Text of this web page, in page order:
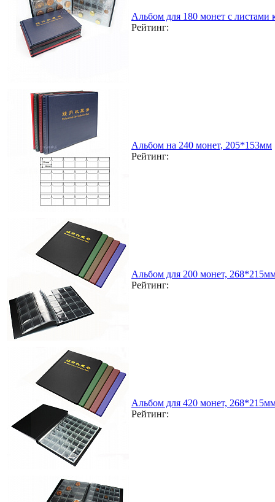
Альбом для 180 монет с
Рейтинг:
Альбом на 240 монет, 205*153мм
Рейтинг:
Альбом для 200 монет,
Рейтинг:
Альбом для 420 монет,
Рейтинг: